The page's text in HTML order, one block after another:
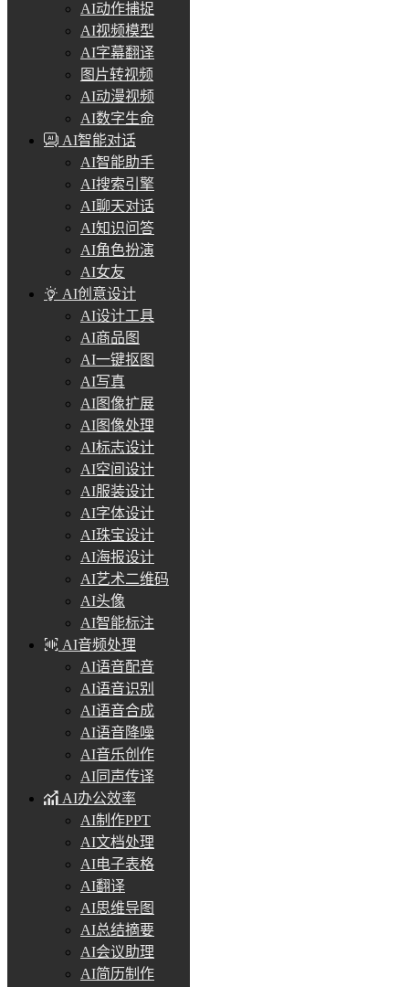
AI动作捕捉
AI视频模型
AI字幕翻译
图片转视频
AI动漫视频
AI数字生命
AI智能对话
AI智能助手
AI搜索引擎
AI聊天对话
AI知识问答
AI角色扮演
AI女友
AI创意设计
AI设计工具
AI商品图
AI一键抠图
AI写真
AI图像扩展
AI图像处理
AI标志设计
AI空间设计
AI服装设计
AI字体设计
AI珠宝设计
AI海报设计
AI艺术二维码
AI头像
AI智能标注
AI音频处理
AI语音配音
AI语音识别
AI语音合成
AI语音降噪
AI音乐创作
AI同声传译
AI办公效率
AI制作PPT
AI文档处理
AI电子表格
AI翻译
AI思维导图
AI总结摘要
AI会议助理
AI简历制作